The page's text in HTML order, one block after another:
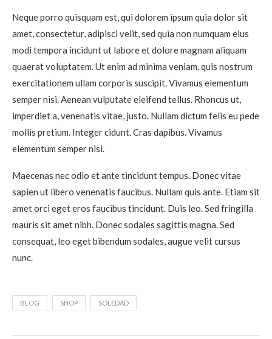
Neque porro quisquam est, qui dolorem ipsum quia dolor sit
amet, consectetur, adipisci velit, sed quia non numquam eius
modi tempora incidunt ut labore et dolore magnam aliquam
quaerat voluptatem. Ut enim ad minima veniam, quis nostrum
exercitationem ullam corporis suscipit. Vivamus elementum
semper nisi. Aenean vulputate eleifend tellus. Rhoncus ut,
imperdiet a, venenatis vitae, justo. Nullam dictum felis eu pede
mollis pretium. Integer cidunt. Cras dapibus. Vivamus
elementum semper nisi.
Maecenas nec odio et ante tincidunt tempus. Donec vitae
sapien ut libero venenatis faucibus. Nullam quis ante. Etiam sit
amet orci eget eros faucibus tincidunt. Duis leo. Sed fringilla
mauris sit amet nibh. Donec sodales sagittis magna. Sed
consequat, leo eget bibendum sodales, augue velit cursus
nunc.
BLOG SHOP SOLEDAD